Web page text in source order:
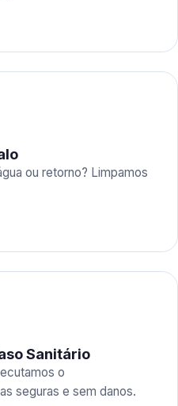
ou retorno? Limpamos
Sanitário
o
seguras e sem danos.